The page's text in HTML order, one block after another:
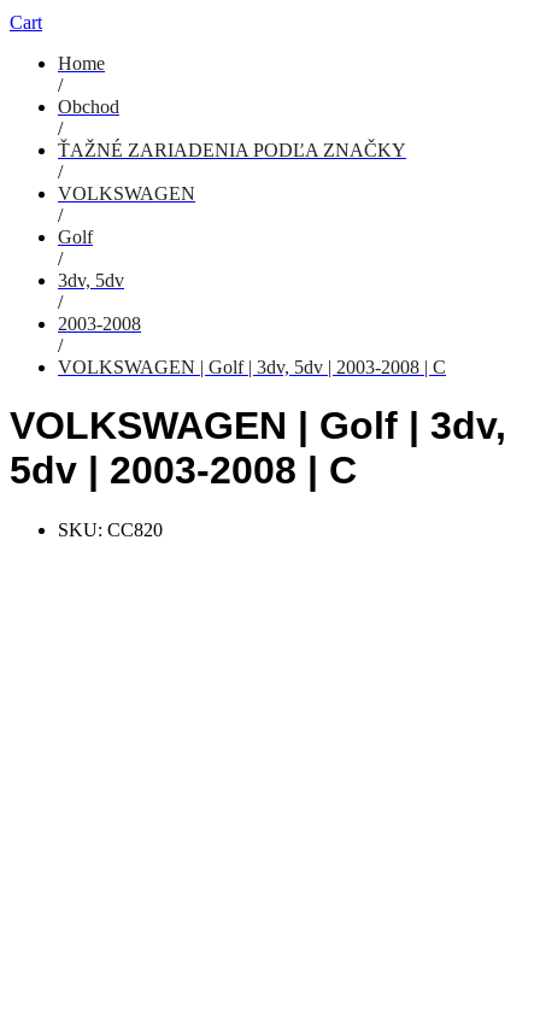
Cart
Home
/
Obchod
/
ŤAŽNÉ ZARIADENIA PODĽA ZNAČKY
/
VOLKSWAGEN
/
Golf
/
3dv, 5dv
/
2003-2008
/
VOLKSWAGEN | Golf | 3dv, 5dv | 2003-2008 | C
VOLKSWAGEN | Golf | 3dv,
5dv | 2003-2008 | C
SKU: CC820